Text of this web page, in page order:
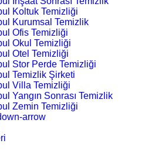
Koltuk Temizliği
Kurumsal Temizlik
Ofis Temizliği
Okul Temizliği
Otel Temizliği
Stor Perde Temizliği
Temizlik Şirketi
Villa Temizliği
Yangın Sonrası Temizlik
Zemin Temizliği